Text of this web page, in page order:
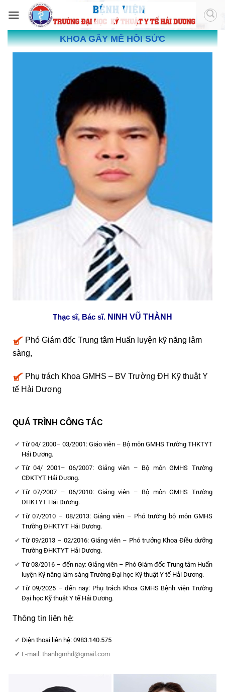
KHOA GÂY MÊ HỒI SỨC
Thạc sĩ, Bác sĩ. NINH VŨ THÀNH
Phó Giám đốc Trung tâm Huấn luyện kỹ năng lâm
sàng,
Phụ trách Khoa GMHS – BV Trường ĐH Kỹ thuật Y
tế Hải Dương
QUÁ TRÌNH CÔNG TÁC
Từ 04/ 2000– 03/2001: Giáo viên – Bộ môn GMHS Trường THKTYT
Hải Dương.
Từ 04/ 2001– 06/2007: Giảng viên – Bộ môn GMHS Trường
CĐKTYT Hải Dương.
Từ 07/2007 – 06/2010: Giảng viên – Bộ môn GMHS Trường
ĐHKTYT Hải Dương.
Từ 07/2010 – 08/2013: Giảng viên – Phó trưởng bộ môn GMHS
Trường ĐHKTYT Hải Dương.
Từ 09/2013 – 02/2016: Giảng viên – Phó trưởng Khoa Điều dưỡng
Trường ĐHKTYT Hải Dương.
Từ 03/2016 – đến nay: Giảng viên – Phó Giám đốc Trung tâm Huấn
luyện Kỹ năng lâm sàng Trường Đại học Kỹ thuật Y tế Hải Dương.
Từ 09/2025 – đến nay: Phụ trách Khoa GMHS Bệnh viện Trường
Đại học Kỹ thuật Y tế Hải Dương.
Thông tin liên hệ:
Điện thoại liên hệ: 0983.140.575
E-mail: thanhgmhd@gmail.com